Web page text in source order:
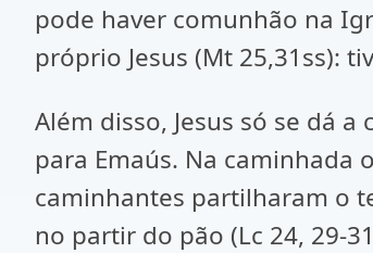
pode haver comunhão na
próprio Jesus (Mt 25,31ss):
Além disso, Jesus só se dá
para Emaús. Na
caminhantes partilharam o
no partir do pão (Lc 24, 29-